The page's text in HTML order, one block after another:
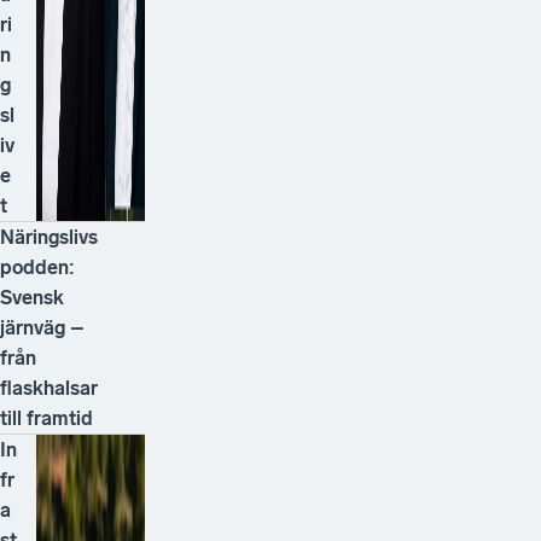
ri
n
g
sl
iv
e
t
Näringslivs
podden:
Svensk
järnväg –
från
flaskhalsar
till framtid
In
fr
a